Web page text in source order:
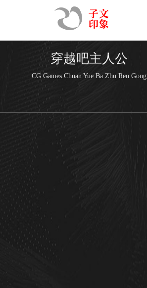
穿越吧主人公
CG Games:Chuan Yue Ba Zhu Ren Gong